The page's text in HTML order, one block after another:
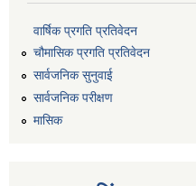
वार्षिक प्रगति प्रतिवेदन
चौमासिक प्रगति प्रतिवेदन
सार्वजनिक सुनुवाई
सार्वजनिक परीक्षण
मासिक